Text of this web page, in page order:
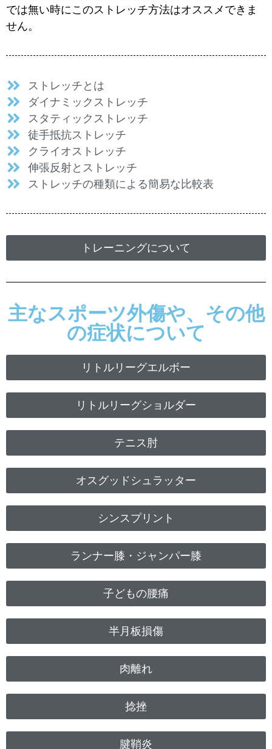
では無い時にこのストレッチ方法はオススメできま
せん。
ストレッチとは
ダイナミックストレッチ
スタティックストレッチ
徒手抵抗ストレッチ
クライオストレッチ
伸張反射とストレッチ
ストレッチの種類による簡易な比較表
トレーニングについて
主なスポーツ外傷や、その他
の症状について
リトルリーグエルボー
リトルリーグショルダー
テニス肘
オスグッドシュラッター
シンスプリント
ランナー膝・ジャンパー膝
子どもの腰痛
半月板損傷
肉離れ
捻挫
腱鞘炎